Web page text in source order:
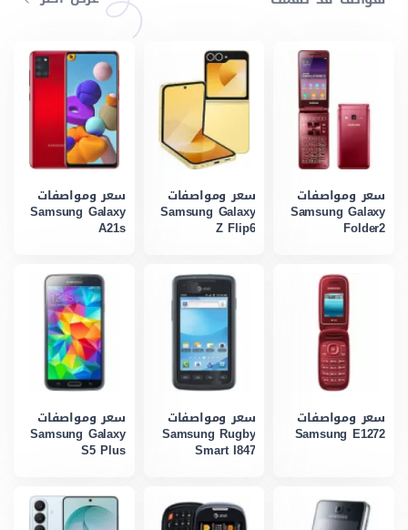
سعر ومواصفات
Samsung Galaxy
Folder2
سعر ومواصفات
Samsung Galaxy
Z Flip6
سعر ومواصفات
Samsung Galaxy
A21s
سعر ومواصفات
Samsung E1272
سعر ومواصفات
Samsung Rugby
Smart I847
سعر ومواصفات
Samsung Galaxy
S5 Plus